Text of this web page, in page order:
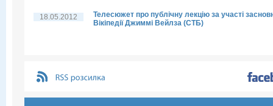
18.05.2012
Телесюжет про публічну лекцію за участі
Вікіпедії Джиммі Вейлза (СТБ)